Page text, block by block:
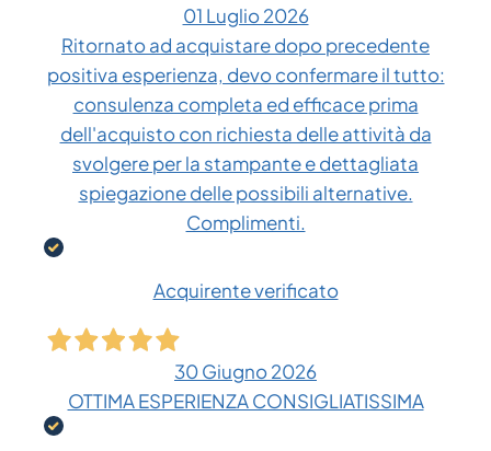
01 Luglio 2026
Ritornato ad acquistare dopo precedente
positiva esperienza, devo confermare il tutto:
consulenza completa ed efficace prima
dell'acquisto con richiesta delle attività da
svolgere per la stampante e dettagliata
spiegazione delle possibili alternative.
Complimenti.
Acquirente verificato
30 Giugno 2026
OTTIMA ESPERIENZA CONSIGLIATISSIMA